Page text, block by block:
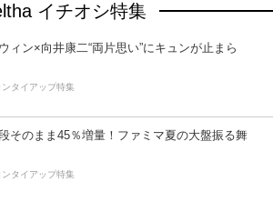
イチオシ特集
ィン×向井康二“両片思い”にキュンが止まら
ンタイアップ特集
そのまま45％増量！ファミマ夏の大盤振る舞
ンタイアップ特集